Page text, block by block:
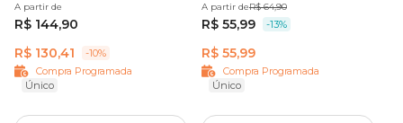
Prático e funcional, é fixado diretamente na parede,
oferecendo uma superfície firme para o gato arranhar. É
uma ótima opção para quem tem pouco espaço disponível.
A partir de
R$ 144,90
R$ 130,41
-10%
Compra Programada
Único
A partir deR$ 64,90
R$ 55,99 -13%
R$ 55,99
Compra Programada
Único